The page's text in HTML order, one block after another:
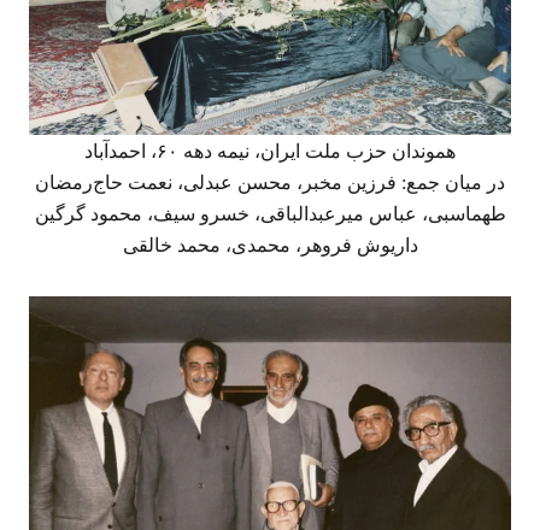
هموندان حزب ملت ایران، نیمه دهه ۶۰، احمدآباد
در میان جمع: فرزین مخبر، محسن عبدلی، نعمت حاج‌رمضان
طهماسبی، عباس میرعبدالباقی، خسرو سیف، محمود گرگین
داریوش فروهر، محمدی، محمد خالقی